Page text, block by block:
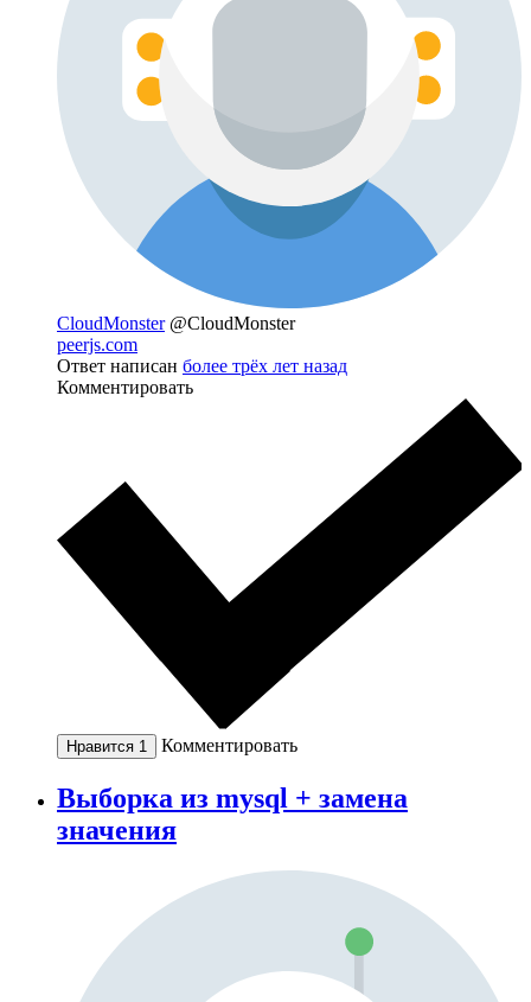
CloudMonster @CloudMonster
peerjs.com
Ответ написан более трёх лет назад
Комментировать
Нравится 1 Комментировать
Выборка из mysql + замена
значения